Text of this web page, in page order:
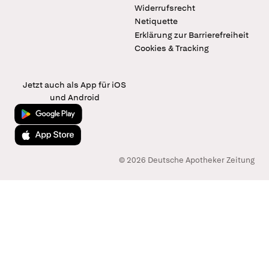
Widerrufsrecht
Netiquette
Erklärung zur Barrierefreiheit
Cookies & Tracking
Jetzt auch als App für iOS
und Android
Jetzt bei Google Play
Laden im App Store
© 2026 Deutsche Apotheker Zeitung